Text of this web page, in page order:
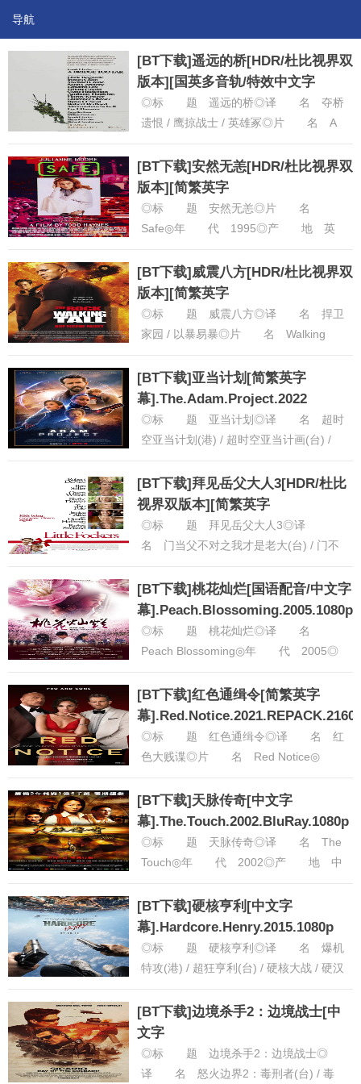
导航
[BT下载]遥远的桥[HDR/杜比视界双
版本][国英多音轨/特效中文字
幕].1977.BluRay.2160p
◎标 题 遥远的桥◎译 名 夺桥
遗恨 / 鹰掠战士 / 英雄冢◎片 名 A
产 地...... [详细]
[BT下载]安然无恙[HDR/杜比视界双
版本][简繁英字
幕].Safe.1995.Bluray.2160p
◎标 题 安然无恙◎片 名
Safe◎年 代 1995◎产 地 英
英语◎上映日期 1995-...... [详细]
[BT下载]威震八方[HDR/杜比视界双
版本][简繁英字
幕].2004.USA.BluRay.2160p
◎标 题 威震八方◎译 名 捍卫
家园 / 以暴易暴◎片 名 Walking
◎类 别 动...... [详细]
[BT下载]亚当计划[简繁英字
幕].The.Adam.Project.2022
◎标 题 亚当计划◎译 名 超时
空亚当计划(港) / 超时空亚当计画(台) /
Ad...... [详细]
[BT下载]拜见岳父大人3[HDR/杜比
视界双版本][简繁英字
幕].2010.2160p
◎标 题 拜见岳父大人3◎译
名 门当父不对之我才是老大(台) / 门不
3(港) / 拜见祖父大...... [详细]
[BT下载]桃花灿烂[国语配音/中文字
幕].Peach.Blossoming.2005.1080p.
◎标 题 桃花灿烂◎译 名
Peach Blossoming◎年 代 2005◎
爱情◎语 言...... [详细]
[BT下载]红色通缉令[简繁英字
幕
◎标 题 红色通缉令◎译 名 红
色大贱谍◎片 名 Red Notice◎
类 别 喜剧 / 动作...... [详细]
[BT下载]天脉传奇[中文字
幕].The.Touch.2002.BluRay.1080p
◎标 题 天脉传奇◎译 名 The
Touch◎年 代 2002◎产 地 中
别 动作...... [详细]
[BT下载]硬核亨利[中文字
幕].Hardcore.Henry.2015.1080p
◎标 题 硬核亨利◎译 名 爆机
特攻(港) / 超狂亨利(台) / 硬核大战 / 硬汉
细]
[BT下载]边境杀手2：边境战士[中
文字
幕
◎标 题 边境杀手2：边境战士◎
译 名 怒火边界2：毒刑者(台) / 毒